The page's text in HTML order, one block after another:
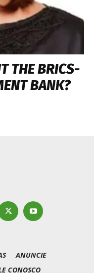
THE BRICS-
BANK?
ANUNCIE
CONOSCO